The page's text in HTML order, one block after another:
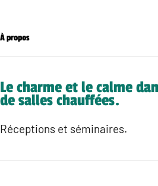
À propos
Le charme et le calme
de salles chauffées.
Réceptions et séminaires.